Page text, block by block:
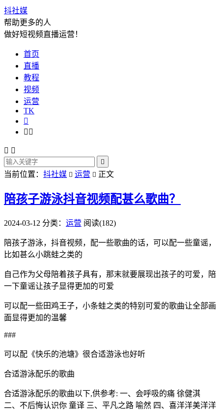
抖社媒
帮助更多的人
做好短视频直播运营！
首页
直播
教程
视频
运营
TK

 
 

当前位置： 抖社媒  运营  正文
陪孩子游泳抖音视频配甚么歌曲？
2024-03-12 分类： 运营 阅读(182)
陪孩子游泳，抖音视频，配一些歌曲的话，可以配一些童谣，
比如甚么小跳蛙之类的
自己作为父母陪着孩子具有，那末就要展现出孩子的可爱，陪
一下童谣让孩子显得更加的可爱
可以配一些田鸡王子，小条蛙之类的特别可爱的歌曲让全部画
面显得更加的温馨
###
可以配《快乐的池塘》很合适游泳也好听
合适游泳配乐的歌曲
合适游泳配乐的歌曲以下,供参考: 一、会呼吸的痛 徐健淇
二、不后悔认识你 童译 三、平凡之路 喻然 四、喜洋洋美洋洋